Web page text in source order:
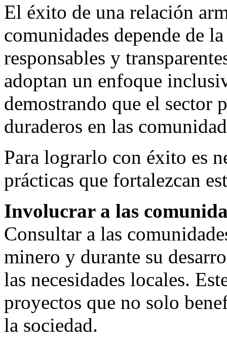
El éxito de una relación
comunidades depende de
responsables y
adoptan un enfoque
demostrando que el sector
duraderos en las
Para lograrlo con éxito es
prácticas que fortalezcan
Involucrar a las
Consultar a las
minero y durante su
las necesidades locales.
proyectos que no solo
la sociedad.